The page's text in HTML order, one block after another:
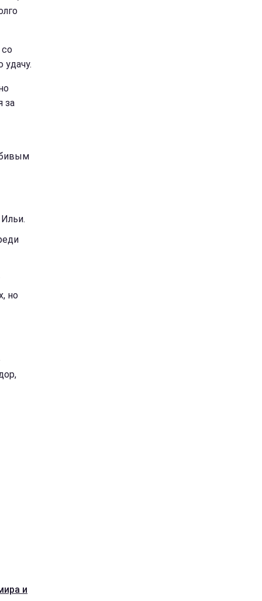
за
но
и